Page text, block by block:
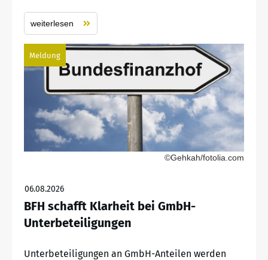
weiterlesen
Meldung
©Gehkah/fotolia.com
06.08.2026
BFH schafft Klarheit bei GmbH-
Unterbeteiligungen
Unterbeteiligungen an GmbH-Anteilen werden